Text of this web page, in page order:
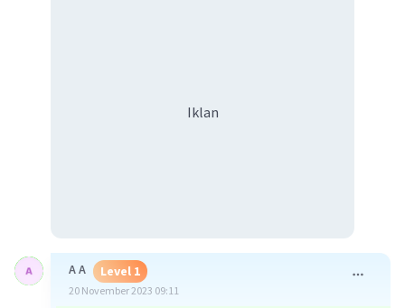
Iklan
A A Level 1
20 November 2023 09:11